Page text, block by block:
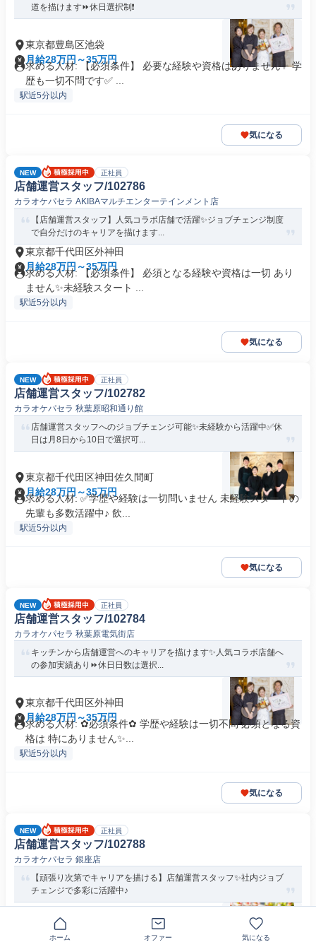
道を描けます⏩休日選択制❗️
東京都豊島区池袋
月給28万円～35万円
求める人材: 【必須条件】 必要な経験や資格はありません✨ 学
歴も一切不問です✅️ ...
駅近5分以内
気になる
NEW 正社員
店舗運営スタッフ/102786
カラオケパセラ AKIBAマルチエンターテインメント店
【店舗運営スタッフ】人気コラボ店舗で活躍✨ジョブチェンジ制度
で自分だけのキャリアを描けます...
東京都千代田区外神田
月給28万円～35万円
求める人材: 【必須条件】 必須となる経験や資格は一切 あり
ません✨未経験スタート ...
駅近5分以内
気になる
NEW 正社員
店舗運営スタッフ/102782
カラオケパセラ 秋葉原昭和通り館
店舗運営スタッフへのジョブチェンジ可能✨未経験から活躍中✅️休
日は月8日から10日で選択可...
東京都千代田区神田佐久間町
月給28万円～35万円
求める人材: ✅️学歴や経験は一切問いません 未経験スタートの
先輩も多数活躍中♪ 飲...
駅近5分以内
気になる
NEW 正社員
店舗運営スタッフ/102784
カラオケパセラ 秋葉原電気街店
キッチンから店舗運営へのキャリアを描けます✨人気コラボ店舗へ
の参加実績あり⏩休日日数は選択...
東京都千代田区外神田
月給28万円～35万円
求める人材: ✿必須条件✿ 学歴や経験は一切不問 必須となる資
格は 特にありません✨...
駅近5分以内
気になる
NEW 正社員
店舗運営スタッフ/102788
カラオケパセラ 銀座店
【頑張り次第でキャリアを描ける】店舗運営スタッフ✨社内ジョブ
チェンジで多彩に活躍中♪
東京都中央区銀座
月給28万円～35万円
ホーム オファー 気になる